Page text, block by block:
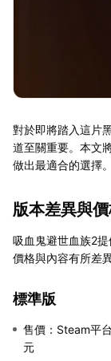
對於即將踏入這片
道至關重要。本文
做出最適合的選擇。
版本差異與
吸血鬼避世血族2
價格與內容有所差
標準版
售價：Steam平
元